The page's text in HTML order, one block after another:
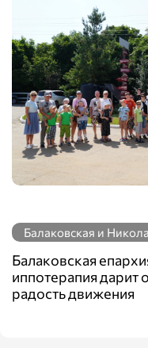
Балаковская и
Балаковская
иппотерапия
радость движения